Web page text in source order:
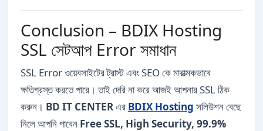
Conclusion – BDIX Hosting
SSL সেটআপ Error সমাধান
SSL Error ওয়েবসাইটের ট্রাস্ট এবং SEO কে মারাত্মকভাবে
ক্ষতিগ্রস্ত করতে পারে। তাই দেরি না করে আজই আপনার SSL ঠিক
করুন। BD IT CENTERএর BDIX Hosting সলিউশন বেছে
নিলে আপনি পাবেন Free SSL, High Security, 99.9%